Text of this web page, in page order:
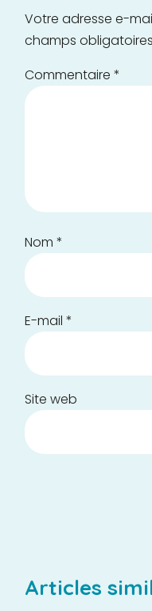
Votre adresse e-
champs
Commentaire*
Nom*
E-mail*
Site web
Articles